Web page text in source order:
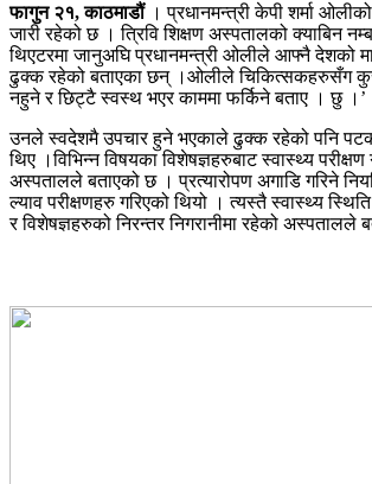
फागुन २१, काठमाडौं। प्रधानमन्त्री केपी शर्मा ओलीको
जारी रहेको छ । त्रिवि शिक्षण अस्पतालको क्याबिन
थिएटरमा जानुअघि प्रधानमन्त्री ओलीले आफ्नै देशको
ढुक्क रहेको बताएका छन् ।ओलीले चिकित्सकहरुसँग
नहुने र छिट्टै स्वस्थ भएर काममा फर्किने बताए । छु ।’
उनले स्वदेशमै उपचार हुने भएकाले ढुक्क रहेको पनि पटक
थिए ।विभिन्न विषयका विशेषज्ञहरुबाट स्वास्थ्य
अस्पतालले बताएको छ । प्रत्यारोपण अगाडि गरिने
ल्याव परीक्षणहरु गरिएको थियो । त्यस्तै स्वास्थ्य
र विशेषज्ञहरुको निरन्तर निगरानीमा रहेको अस्पतालले